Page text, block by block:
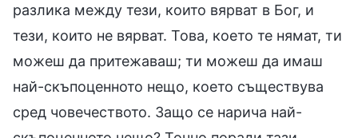
разлика между тези, които вярват в Бог, и
тези, които не вярват. Това, което те нямат, ти
можеш да притежаваш; ти можеш да имаш
най-скъпоценното нещо, което съществува
сред човечеството. Защо се нарича най-